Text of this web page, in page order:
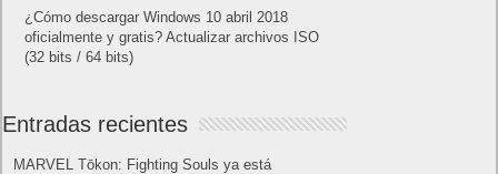
¿Cómo descargar Windows 10 abril 2018
oficialmente y gratis? Actualizar archivos ISO
(32 bits / 64 bits)
Entradas recientes
MARVEL Tōkon: Fighting Souls ya está